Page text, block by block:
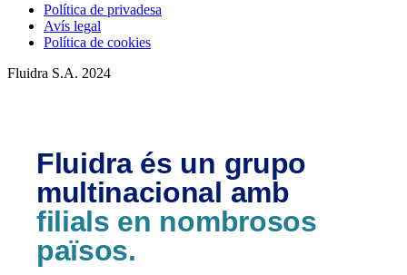
Política de privadesa
Avís legal
Política de cookies
Fluidra S.A. 2024
Fluidra és un grupo
multinacional amb
filials en nombrosos
països.